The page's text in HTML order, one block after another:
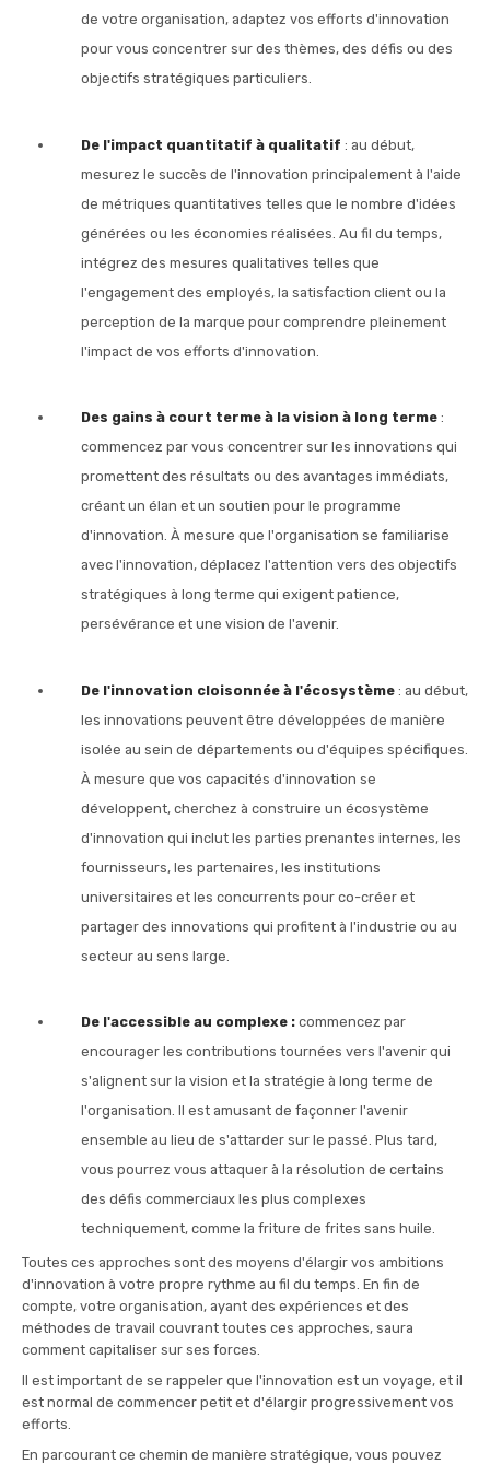
de votre organisation, adaptez vos efforts d'innovation
pour vous concentrer sur des thèmes, des défis ou des
objectifs stratégiques particuliers.
De l'impact quantitatif à qualitatif : au début,
mesurez le succès de l'innovation principalement à l'aide
de métriques quantitatives telles que le nombre d'idées
générées ou les économies réalisées. Au fil du temps,
intégrez des mesures qualitatives telles que
l'engagement des employés, la satisfaction client ou la
perception de la marque pour comprendre pleinement
l'impact de vos efforts d'innovation.
Des gains à court terme à la vision à long terme :
commencez par vous concentrer sur les innovations qui
promettent des résultats ou des avantages immédiats,
créant un élan et un soutien pour le programme
d'innovation. À mesure que l'organisation se familiarise
avec l'innovation, déplacez l'attention vers des objectifs
stratégiques à long terme qui exigent patience,
persévérance et une vision de l'avenir.
De l'innovation cloisonnée à l'écosystème : au début,
les innovations peuvent être développées de manière
isolée au sein de départements ou d'équipes spécifiques.
À mesure que vos capacités d'innovation se
développent, cherchez à construire un écosystème
d'innovation qui inclut les parties prenantes internes, les
fournisseurs, les partenaires, les institutions
universitaires et les concurrents pour co-créer et
partager des innovations qui profitent à l'industrie ou au
secteur au sens large.
De l'accessible au complexe : commencez par
encourager les contributions tournées vers l'avenir qui
s'alignent sur la vision et la stratégie à long terme de
l'organisation. Il est amusant de façonner l'avenir
ensemble au lieu de s'attarder sur le passé. Plus tard,
vous pourrez vous attaquer à la résolution de certains
des défis commerciaux les plus complexes
techniquement, comme la friture de frites sans huile.
Toutes ces approches sont des moyens d'élargir vos ambitions
d'innovation à votre propre rythme au fil du temps. En fin de
compte, votre organisation, ayant des expériences et des
méthodes de travail couvrant toutes ces approches, saura
comment capitaliser sur ses forces.
Il est important de se rappeler que l'innovation est un voyage, et il
est normal de commencer petit et d'élargir progressivement vos
efforts.
En parcourant ce chemin de manière stratégique, vous pouvez